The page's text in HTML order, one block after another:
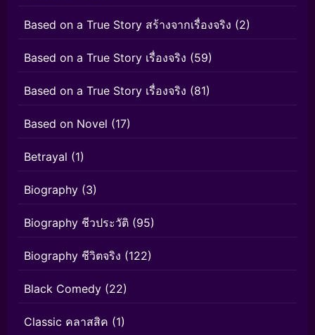
Based on a True Story สร้างจากเรื่องจริง (2)
Based on a True Story เรื่องจริง (59)
Based on a True Story เรื่องจริง (81)
Based on Novel (17)
Betrayal (1)
Biography (3)
Biography ชีวประวัติ (95)
Biography ชีวิตจริง (122)
Black Comedy (22)
Classic คลาสสิค (1)